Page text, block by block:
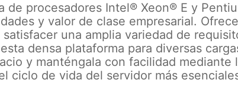
de procesadores Intel® Xeon® E y
y valor de clase empresarial.
una amplia variedad de
densa plataforma para diversas
y manténgala con facilidad mediante
ciclo de vida del servidor más